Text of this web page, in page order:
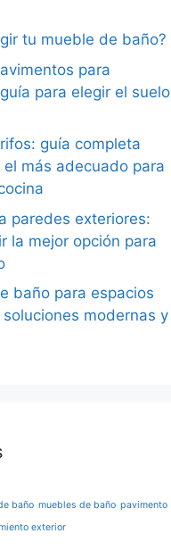
tu mueble de baño?
para
para elegir el suelo
guía completa
el más adecuado para
paredes exteriores:
la mejor opción para
baño para espacios
modernas y
baño muebles de baño pavimento
exterior